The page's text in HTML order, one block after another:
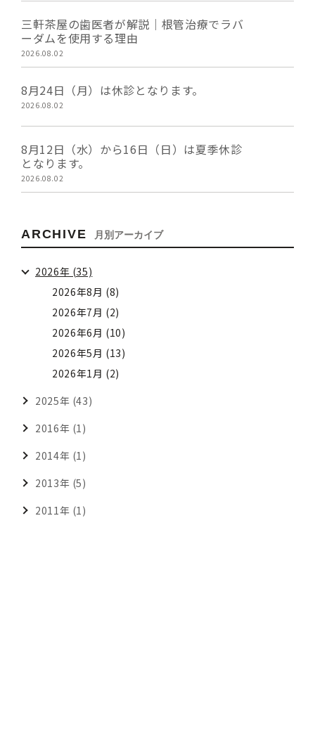
三軒茶屋の歯医者が解説｜根管治療でラバ
ーダムを使用する理由
2026.08.02
8月24日（月）は休診となります。
2026.08.02
8月12日（水）から16日（日）は夏季休診
となります。
2026.08.02
ARCHIVE 月別アーカイブ
2026年 (35)
2026年8月 (8)
2026年7月 (2)
2026年6月 (10)
2026年5月 (13)
2026年1月 (2)
2025年 (43)
2016年 (1)
2014年 (1)
2013年 (5)
2011年 (1)